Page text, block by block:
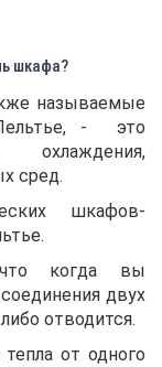
шкафа?
называемые
- это
сред.
шкафов-
когда вы
двух
отводится.
от одного